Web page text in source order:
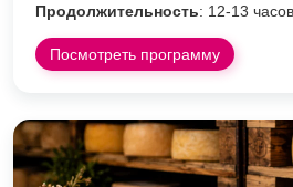
Продолжительность: 12-13 часов
Посмотреть программу